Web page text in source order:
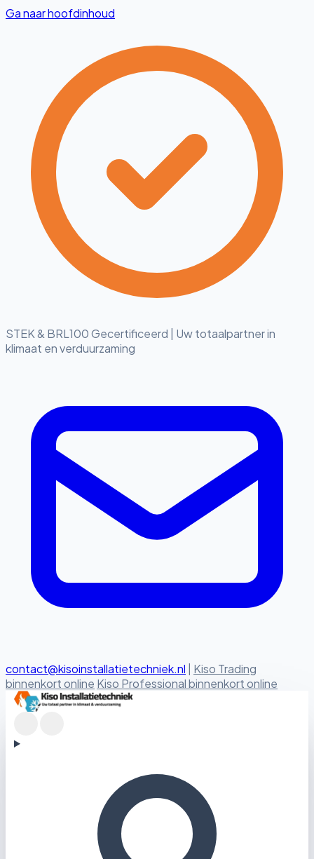
Ga naar hoofdinhoud
STEK & BRL100 Gecertificeerd
Uw totaalpartner in
klimaat en verduurzaming
contact@kisoinstallatietechniek.nl
Kiso Trading
binnenkort online Kiso Professional binnenkort online